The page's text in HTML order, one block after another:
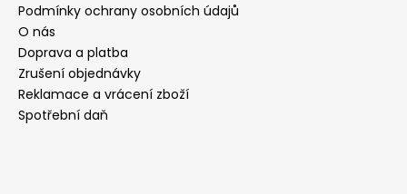
Podmínky ochrany osobních údajů
O nás
Doprava a platba
Zrušení objednávky
Reklamace a vrácení zboží
Spotřební daň